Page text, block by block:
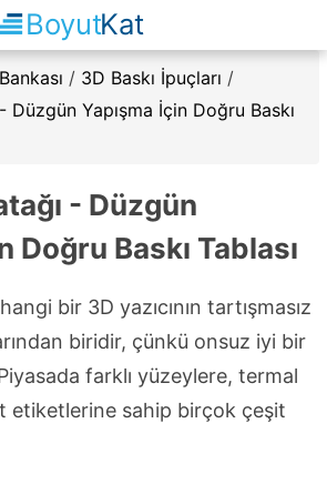
BoyutKat
/ 3D Baskı İpuçları /
Düzgün Yapışma İçin Doğru Baskı
- Düzgün
Doğru Baskı Tablası
bir 3D yazıcının tartışmasız
biridir, çünkü onsuz iyi bir
farklı yüzeylere, termal
etiketlerine sahip birçok çeşit